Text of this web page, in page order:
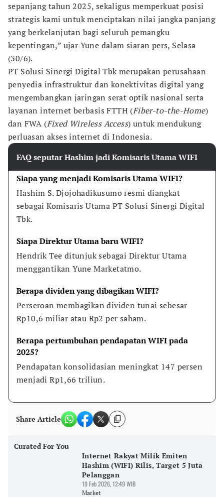
sepanjang tahun 2025, sekaligus memperkuat posisi
strategis kami untuk menciptakan nilai jangka panjang
yang berkelanjutan bagi seluruh pemangku
kepentingan,” ujar Yune dalam siaran pers, Selasa
(30/6).
PT Solusi Sinergi Digital Tbk merupakan perusahaan
penyedia infrastruktur dan konektivitas digital yang
mengembangkan jaringan serat optik nasional serta
layanan internet berbasis FTTH (Fiber-to-the-Home)
dan FWA (Fixed Wireless Access) untuk mendukung
perluasan akses internet di Indonesia.
FAQ seputar Hashim jadi Komisaris Utama WIFI
Siapa yang menjadi Komisaris Utama WIFI?
Hashim S. Djojohadikusumo resmi diangkat
sebagai Komisaris Utama PT Solusi Sinergi Digital
Tbk.
Siapa Direktur Utama baru WIFI?
Hendrik Tee ditunjuk sebagai Direktur Utama
menggantikan Yune Marketatmo.
Berapa dividen yang dibagikan WIFI?
Perseroan membagikan dividen tunai sebesar
Rp10,6 miliar atau Rp2 per saham.
Berapa pertumbuhan pendapatan WIFI pada
2025?
Pendapatan konsolidasian meningkat 147 persen
menjadi Rp1,66 triliun.
Share Article
Curated For You
Internet Rakyat Milik Emiten
Hashim (WIFI) Rilis, Target 5 Juta
Pelanggan
19 Feb 2026, 12:49 WIB
Market